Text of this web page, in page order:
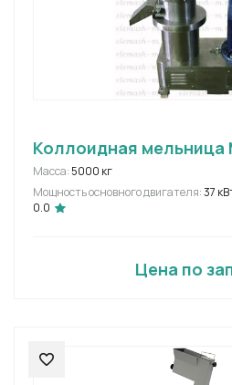
Коллоидная мельница
Масса: 5000 кг
Мощность основного двигателя:37
0.0
Цена по